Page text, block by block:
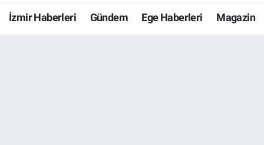
İzmir Haberleri Gündem Ege Haberleri Magazin
Resmi İlanlar